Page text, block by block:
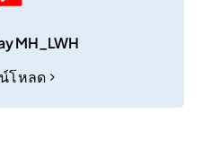
MH_LWH
โหลด